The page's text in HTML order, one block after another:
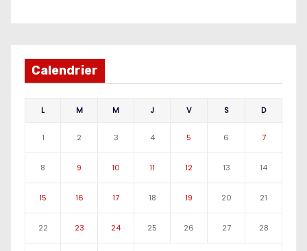
Calendrier
L M M J V S D
1 2 3 4 5 6 7
8 9 10 11 12 13 14
15 16 17 18 19 20 21
22 23 24 25 26 27 28